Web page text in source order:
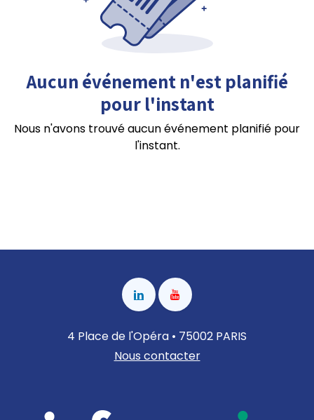
Aucun événement n'est planifié
pour l'instant
Nous n'avons trouvé aucun événement planifié pour
l'instant.
4 Place de l'Opéra • 75002 PARIS
Nous contacter